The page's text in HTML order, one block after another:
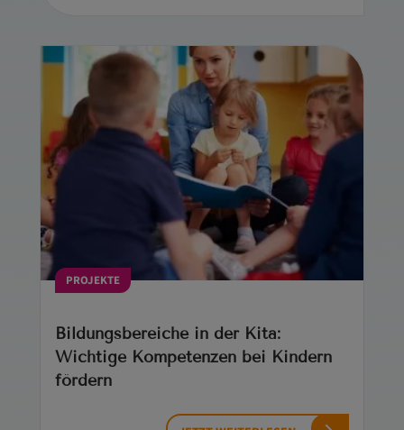
PROJEKTE
Bildungsbereiche in der Kita:
Wichtige Kompetenzen bei Kindern
fördern